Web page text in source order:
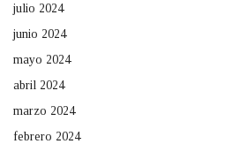
julio 2024
junio 2024
mayo 2024
abril 2024
marzo 2024
febrero 2024